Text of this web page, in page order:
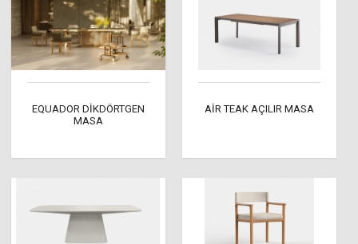
EQUADOR DİKDÖRTGEN
MASA
AİR TEAK AÇILIR MASA